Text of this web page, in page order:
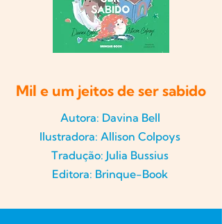
Mil e um jeitos de ser sabido
Autora: Davina Bell
Ilustradora: Allison Colpoys
Tradução: Julia Bussius
Editora: Brinque-Book